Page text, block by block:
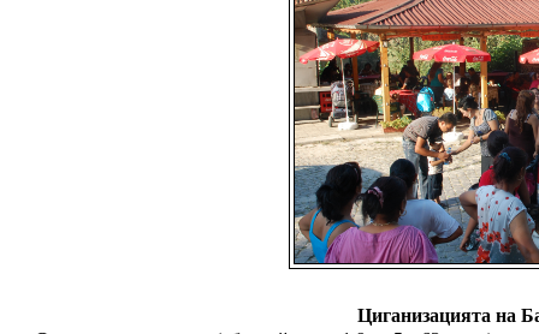
Циганизацията на